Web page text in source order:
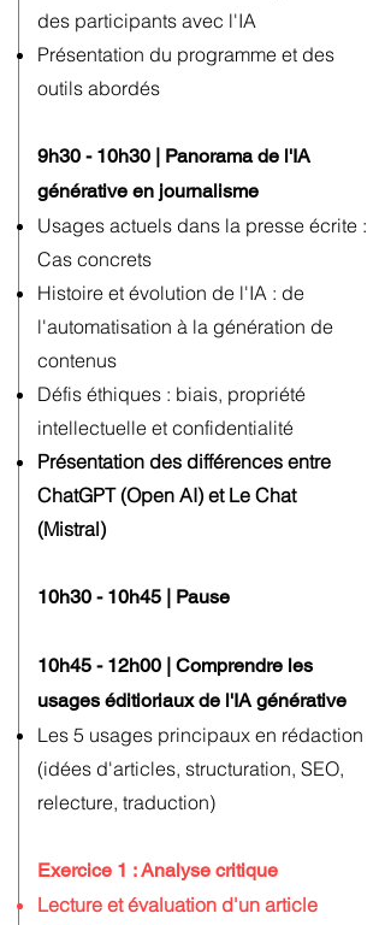
des participants avec l'IA
Présentation du programme et des
outils abordés
9h30 - 10h30 | Panorama de l'IA
générative en journalisme
Usages actuels dans la presse écrite :
Cas concrets
Histoire et évolution de l'IA : de
l'automatisation à la génération de
contenus
Défis éthiques : biais, propriété
intellectuelle et confidentialité
Présentation des différences entre
ChatGPT (Open AI) et Le Chat
(Mistral)
10h30 - 10h45 | Pause
10h45 - 12h00 | Comprendre les
usages éditioriaux de l'IA générative
Les 5 usages principaux en rédaction
(idées d'articles, structuration, SEO,
relecture, traduction)
Exercice 1 : Analyse critique
Lecture et évaluation d'un article